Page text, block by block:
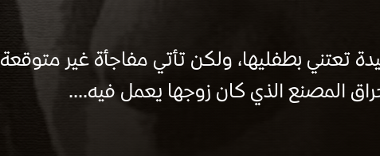
تعتني بطفليها، ولكن تأتي مفاجأة غير متوقعة
المصنع الذي كان زوجها يعمل فيه....